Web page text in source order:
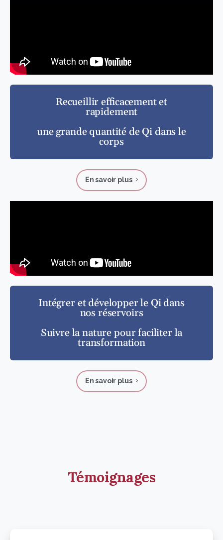
Recueillir efficacement et
rapidement
une grande quantité de Qi dans le
corps
En savoir plus
Intégrer et développer le Qi dans
nos réservoirs
Suivre la nature pour faciliter la
transformation
En savoir plus
Témoignages